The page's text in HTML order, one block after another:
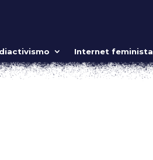
Internet feminista
text_color=»dark»